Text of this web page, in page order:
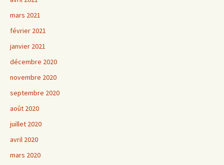
mars 2021
février 2021
janvier 2021
décembre 2020
novembre 2020
septembre 2020
août 2020
juillet 2020
avril 2020
mars 2020